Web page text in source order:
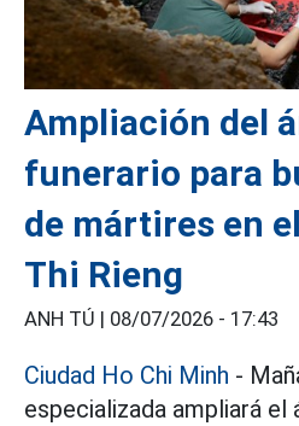
Ampliación del
funerario para
de mártires en
Thi Rieng
ANH TÚ | 08/07/2026 - 17:43
Ciudad Ho Chi Minh -
especializada ampliará el